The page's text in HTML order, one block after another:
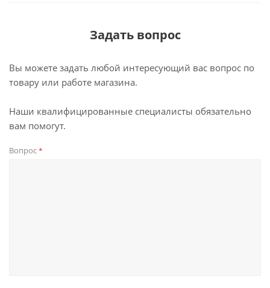
Задать вопрос
Вы можете задать любой интересующий вас вопрос по
товару или работе магазина.
Наши квалифицированные специалисты обязательно
вам помогут.
Вопрос*